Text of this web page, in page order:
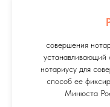
совершения
нотариусу для
способ ее
Минюста